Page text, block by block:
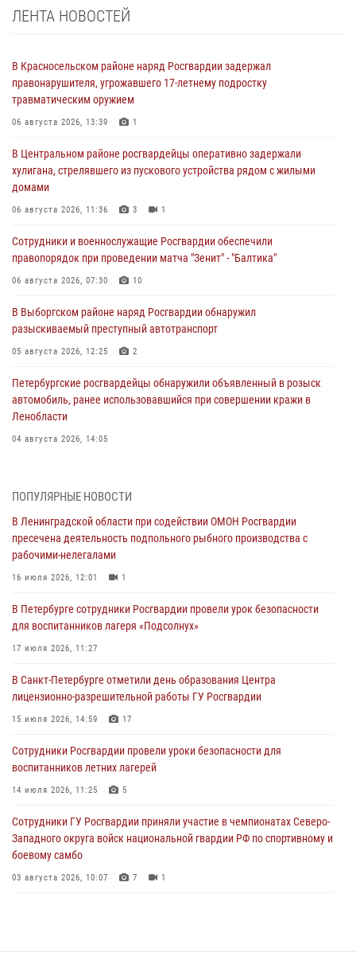
ЛЕНТА НОВОСТЕЙ
В Красносельском районе наряд Росгвардии задержал
правонарушителя, угрожавшего 17-летнему подростку
травматическим оружием
06 августа 2026, 13:39 1
В Центральном районе росгвардейцы оперативно задержали
хулигана, стрелявшего из пускового устройства рядом с жилыми
домами
06 августа 2026, 11:36 3 1
Сотрудники и военнослужащие Росгвардии обеспечили
правопорядок при проведении матча "Зенит" - "Балтика"
06 августа 2026, 07:30 10
В Выборгском районе наряд Росгвардии обнаружил
разыскиваемый преступный автотранспорт
05 августа 2026, 12:25 2
Петербургские росгвардейцы обнаружили объявленный в розыск
автомобиль, ранее использовавшийся при совершении кражи в
Ленобласти
04 августа 2026, 14:05
также оказали доврачебную помощь пострадавшим
03 августа 2026, 14:15 3 1
Росгвардейцы приняли участие в Большом семейном фестивале
03 августа 2026, 13:26
В Ленинградской области сотрудники Росгвардии обнаружили
пропавшего мальчика с нарушением слуха и помогли ему вернуться
домой
В Санкт-Петербурге при содействии СОБР Росгвардии задержаны
подозреваемые в мошеннических действиях
Сотрудники ГУ Росгвардии приняли участие в чемпионатах Северо-
Западного округа войск национальной гвардии РФ по спортивному и
03 августа 2026, 10:07 7 1
ПОПУЛЯРНЫЕ НОВОСТИ
В Ленинградской области при содействии ОМОН Росгвардии
пресечена деятельность подпольного рыбного производства с
рабочими-нелегалами
16 июля 2026, 12:01 1
В Петербурге сотрудники Росгвардии провели урок безопасности
для воспитанников лагеря «Подсолнух»
17 июля 2026, 11:27
В Санкт-Петербурге отметили день образования Центра
лицензионно-разрешительной работы ГУ Росгвардии
15 июля 2026, 14:59 17
Сотрудники Росгвардии провели уроки безопасности для
воспитанников летних лагерей
14 июля 2026, 11:25 5
Сотрудники ГУ Росгвардии приняли участие в чемпионатах Северо-
Западного округа войск национальной гвардии РФ по спортивному и
боевому самбо
03 августа 2026, 10:07 7 1